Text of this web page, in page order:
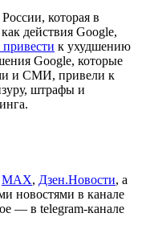
которая в
действия Google,
привести к ухудшению
Google, которые
и СМИ, привели к
штрафы и
МАХ, Дзен.Новости, а
новостями в канале
— в telegram-канале